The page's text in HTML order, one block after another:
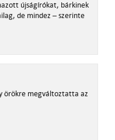
újságírókat, bárkinek
de mindez – szerinte
örökre megváltoztatta az